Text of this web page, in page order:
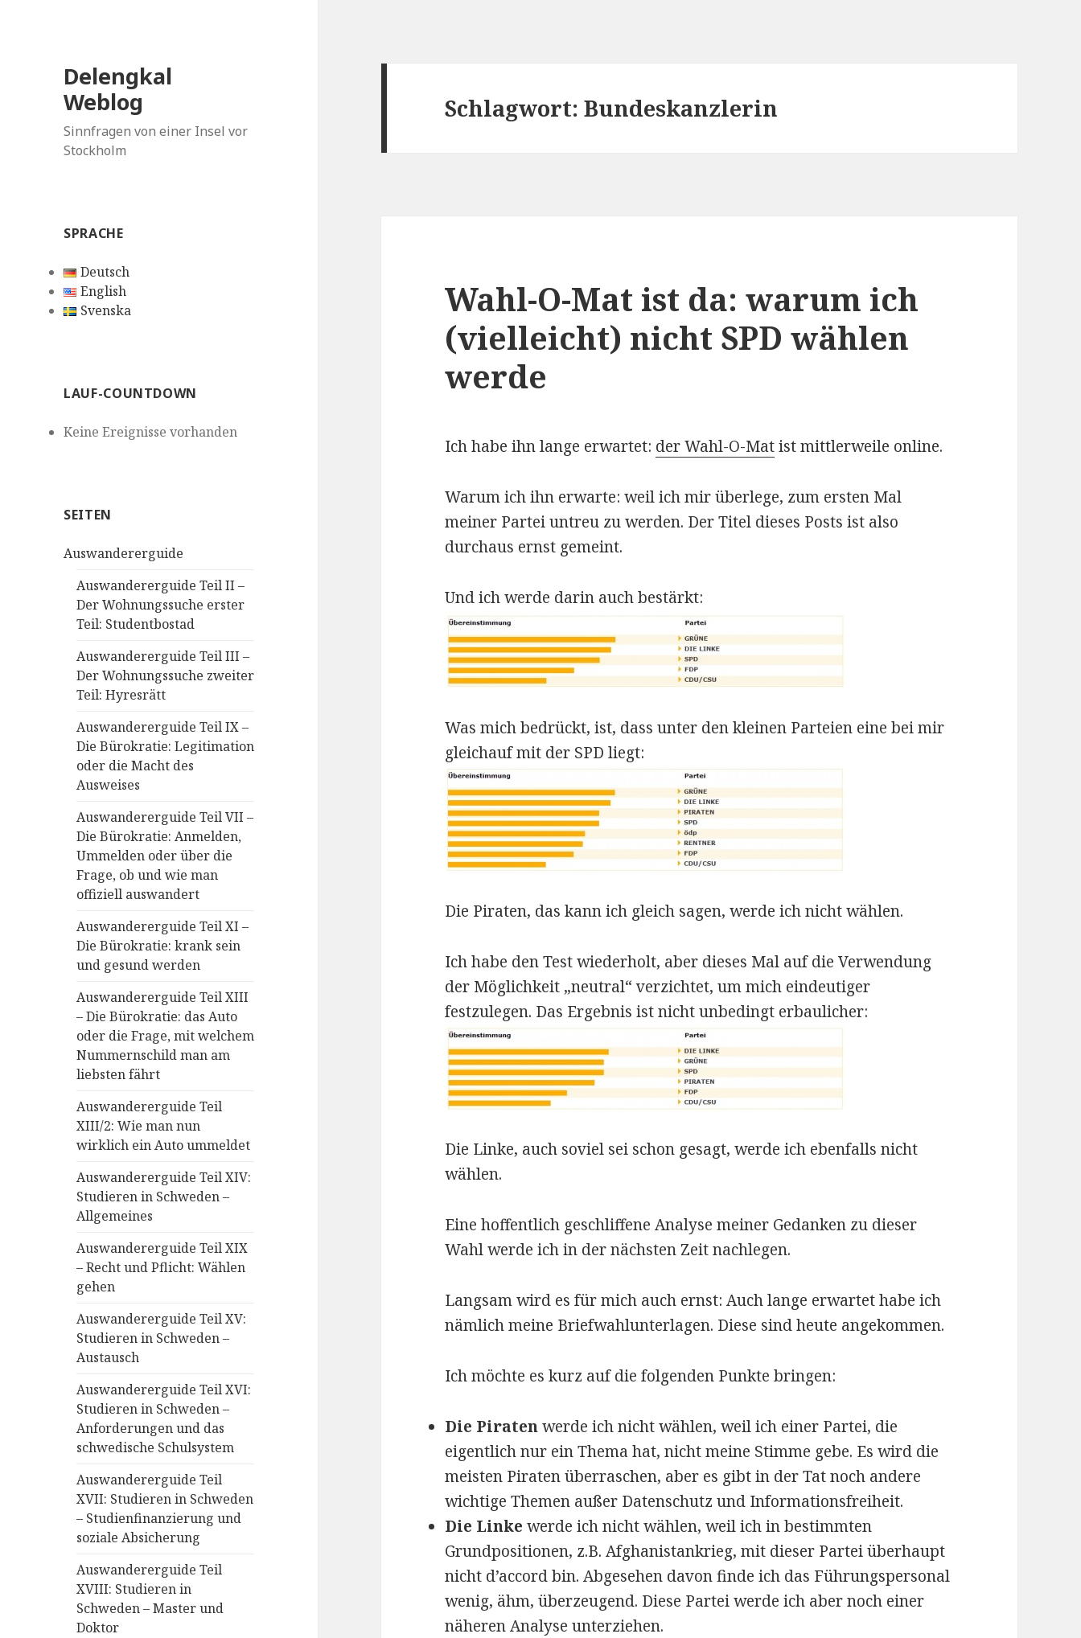
Delengkal
Weblog
Sinnfragen von einer Insel vor
Stockholm
SPRACHE
Deutsch
English
Svenska
LAUF-COUNTDOWN
Keine Ereignisse vorhanden
SEITEN
Auswandererguide
Auswandererguide Teil II –
Der Wohnungssuche erster
Teil: Studentbostad
Auswandererguide Teil III –
Der Wohnungssuche zweiter
Teil: Hyresrätt
Auswandererguide Teil IX –
Die Bürokratie: Legitimation
oder die Macht des
Ausweises
Auswandererguide Teil VII –
Die Bürokratie: Anmelden,
Ummelden oder über die
Frage, ob und wie man
offiziell auswandert
Auswandererguide Teil XI –
Die Bürokratie: krank sein
und gesund werden
Auswandererguide Teil XIII
– Die Bürokratie: das Auto
oder die Frage, mit welchem
Nummernschild man am
liebsten fährt
Auswandererguide Teil
XIII/2: Wie man nun
wirklich ein Auto ummeldet
Auswandererguide Teil XIV:
Studieren in Schweden –
Allgemeines
Auswandererguide Teil XIX
– Recht und Pflicht: Wählen
gehen
Auswandererguide Teil XV:
Studieren in Schweden –
Austausch
Auswandererguide Teil XVI:
Studieren in Schweden –
Anforderungen und das
schwedische Schulsystem
Auswandererguide Teil
XVII: Studieren in Schweden
– Studienfinanzierung und
soziale Absicherung
Auswandererguide Teil
XVIII: Studieren in
Schweden – Master und
Doktor
Schlagwort:Bundeskanzlerin
Wahl-O-Mat ist da: warum ich
(vielleicht) nicht SPD wählen
werde
Ich habe ihn lange erwartet: der Wahl-O-Matist mittlerweile online.
Warum ich ihn erwarte: weil ich mir überlege, zum ersten Mal
meiner Partei untreu zu werden. Der Titel dieses Posts ist also
durchaus ernst gemeint.
Und ich werde darin auch bestärkt:
Was mich bedrückt, ist, dass unter den kleinen Parteien eine bei mir
gleichauf mit der SPD liegt:
Die Piraten, das kann ich gleich sagen, werde ich nicht wählen.
Ich habe den Test wiederholt, aber dieses Mal auf die Verwendung
der Möglichkeit „neutral“ verzichtet, um mich eindeutiger
festzulegen. Das Ergebnis ist nicht unbedingt erbaulicher:
Die Linke, auch soviel sei schon gesagt, werde ich ebenfalls nicht
wählen.
Eine hoffentlich geschliffene Analyse meiner Gedanken zu dieser
Wahl werde ich in der nächsten Zeit nachlegen.
Langsam wird es für mich auch ernst: Auch lange erwartet habe ich
nämlich meine Briefwahlunterlagen. Diese sind heute angekommen.
Ich möchte es kurz auf die folgenden Punkte bringen:
Die Piratenwerde ich nicht wählen, weil ich einer Partei, die
eigentlich nur ein Thema hat, nicht meine Stimme gebe. Es wird die
meisten Piraten überraschen, aber es gibt in der Tat noch andere
wichtige Themen außer Datenschutz und Informationsfreiheit.
Die Linke werde ich nicht wählen, weil ich in bestimmten
Grundpositionen, z.B. Afghanistankrieg, mit dieser Partei überhaupt
nicht d’accord bin. Abgesehen davon finde ich das Führungspersonal
wenig, ähm, überzeugend. Diese Partei werde ich aber noch einer
näheren Analyse unterziehen.